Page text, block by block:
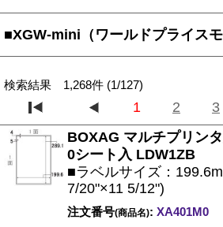
■XGW-mini（ワールドプライスモ
検索結果 1,268件 (1/127)
1 2
3
BOXAG マルチプリン
0シート入 LDW1ZB
■ラベルサイズ：
7/20"×11 5/12")
注文番号(商品名): XA401M0